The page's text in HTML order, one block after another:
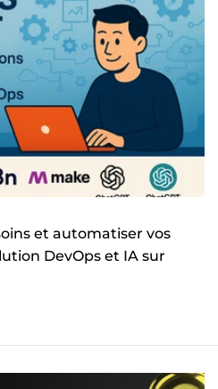
et automatiser vos
DevOps et IA sur